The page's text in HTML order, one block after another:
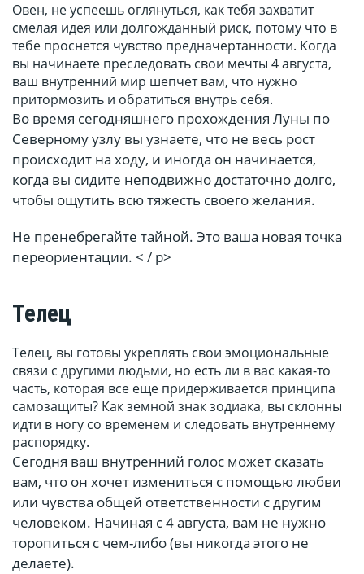
Овен, не успеешь оглянуться, как тебя захватит
смелая идея или долгожданный риск, потому что в
тебе проснется чувство предначертанности. Когда
вы начинаете преследовать свои мечты 4 августа,
ваш внутренний мир шепчет вам, что нужно
притормозить и обратиться внутрь себя.
Во время сегодняшнего прохождения Луны по
Северному узлу вы узнаете, что не весь рост
происходит на ходу, и иногда он начинается,
когда вы сидите неподвижно достаточно долго,
чтобы ощутить всю тяжесть своего желания.
Не пренебрегайте тайной. Это ваша новая точка
переориентации. < / p>
Телец
Телец, вы готовы укреплять свои эмоциональные
связи с другими людьми, но есть ли в вас какая-то
часть, которая все еще придерживается принципа
самозащиты? Как земной знак зодиака, вы склонны
идти в ногу со временем и следовать внутреннему
распорядку.
Сегодня ваш внутренний голос может сказать
вам, что он хочет измениться с помощью любви
или чувства общей ответственности с другим
человеком. Начиная с 4 августа, вам не нужно
торопиться с чем-либо (вы никогда этого не
делаете).